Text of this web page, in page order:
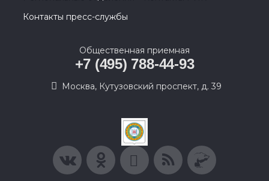
Контакты пресс-службы
Общественная приемная
+7 (495) 788-44-93
Москва, Кутузовский проспект, д. 39